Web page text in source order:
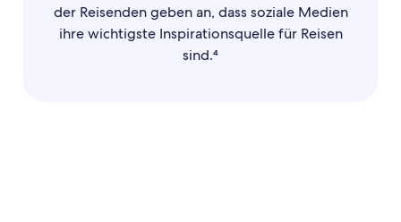
der Reisenden geben an, dass soziale Medien
ihre wichtigste Inspirationsquelle für Reisen
sind.⁴